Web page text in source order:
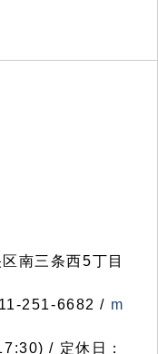
南三条西5丁目
251-6682 / m
/ 定休日：